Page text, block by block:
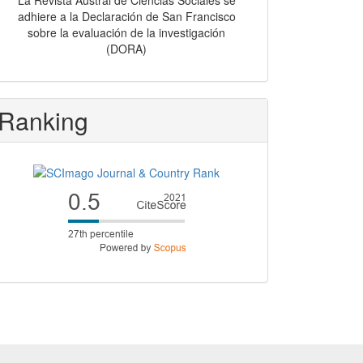
adhiere a la Declaración de San Francisco
sobre la evaluación de la investigación
(DORA)